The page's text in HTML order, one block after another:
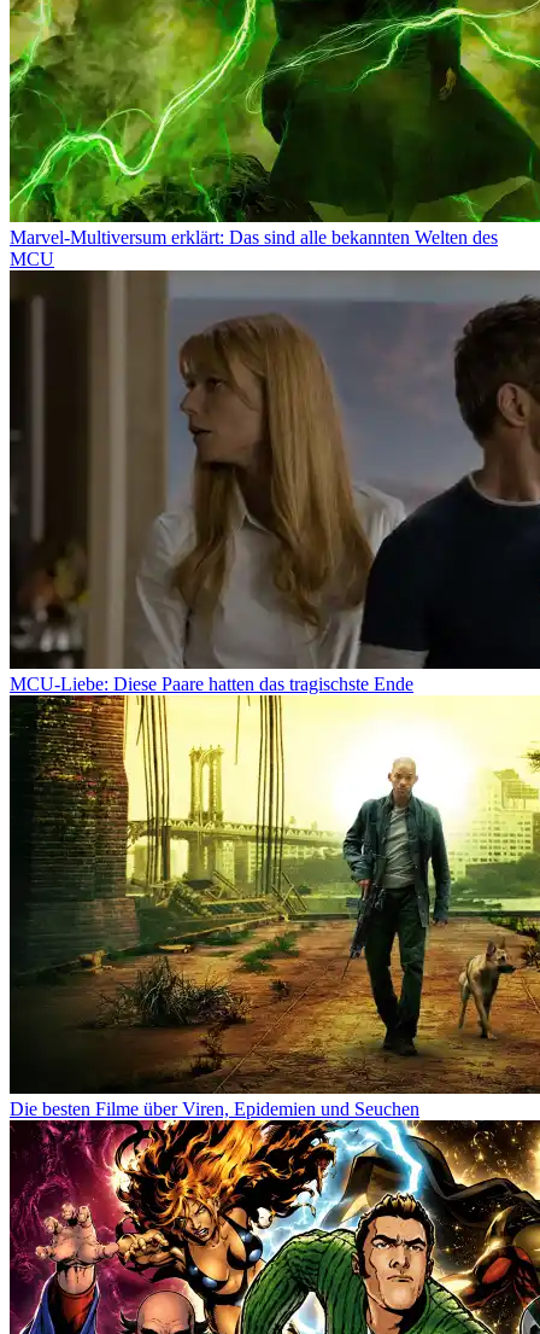
Marvel-Multiversum erklärt: Das sind alle bekannten Welten des
MCU
MCU-Liebe: Diese Paare hatten das tragischste Ende
Die besten Filme über Viren, Epidemien und Seuchen